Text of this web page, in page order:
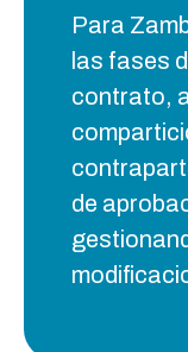
Para
las fases
contrato,
de